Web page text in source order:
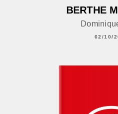
BERTHE
02/10/